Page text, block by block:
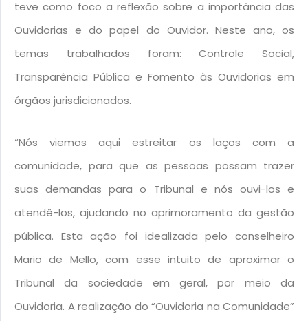
teve como foco a reflexão sobre a importância das
Ouvidorias e do papel do Ouvidor. Neste ano, os
temas trabalhados foram: Controle Social,
Transparência Pública e Fomento às Ouvidorias em
órgãos jurisdicionados.
“Nós viemos aqui estreitar os laços com a
comunidade, para que as pessoas possam trazer
suas demandas para o Tribunal e nós ouvi-los e
atendê-los, ajudando no aprimoramento da gestão
pública. Esta ação foi idealizada pelo conselheiro
Mario de Mello, com esse intuito de aproximar o
Tribunal da sociedade em geral, por meio da
Ouvidoria. A realização do “Ouvidoria na Comunidade”